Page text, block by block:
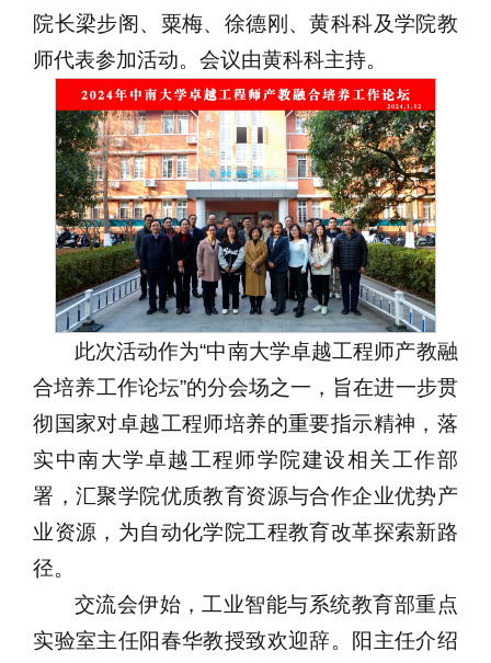
院长梁步阁、粟梅、徐德刚、黄科科及学院教
师代表参加活动。会议由黄科科主持。
此次活动作为“中南大学卓越工程师产教融
合培养工作论坛”的分会场之一，旨在进一步贯
彻国家对卓越工程师培养的重要指示精神，落
实中南大学卓越工程师学院建设相关工作部
署，汇聚学院优质教育资源与合作企业优势产
业资源，为自动化学院工程教育改革探索新路
径。
交流会伊始，工业智能与系统教育部重点
实验室主任阳春华教授致欢迎辞。阳主任介绍